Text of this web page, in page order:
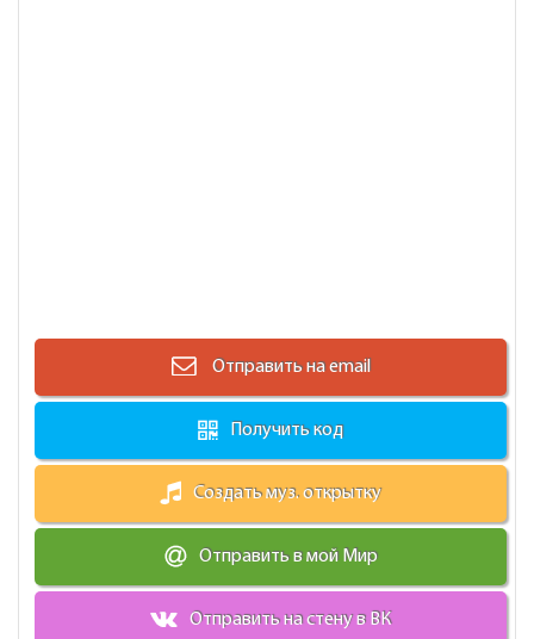
Отправить на email
Получить код
Создать муз. открытку
Отправить в мой Мир
Отправить на стену в ВК